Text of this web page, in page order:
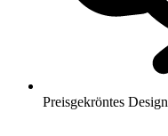
Preisgekröntes Design